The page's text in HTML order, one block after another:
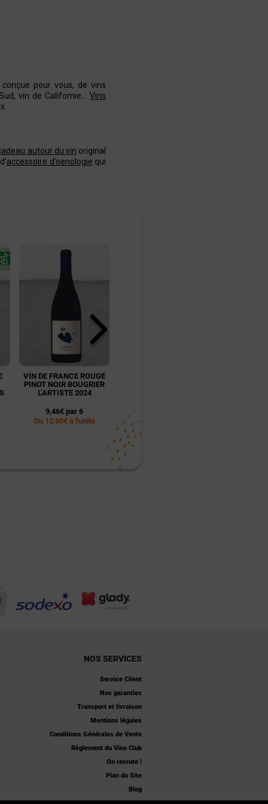
pour vous, de vins
vin de Californie…Vins
autour du vin original
accessoire d’oenologie qui
VIN DE FRANCE ROUGE
PINOT NOIR BOUGRIER
L’ARTISTE 2024
9,46€ par 6
Ou 12,60€ à l'unité
NOS SERVICES
Service Client
Nos garanties
Transport et livraison
Mentions légales
Conditions Générales de Vente
Règlement du Vino Club
On recrute !
Plan du Site
Blog